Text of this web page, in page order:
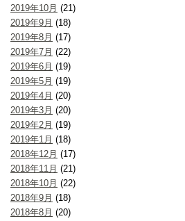
2019年10月 (21)
2019年9月 (18)
2019年8月 (17)
2019年7月 (22)
2019年6月 (19)
2019年5月 (19)
2019年4月 (20)
2019年3月 (20)
2019年2月 (19)
2019年1月 (18)
2018年12月 (17)
2018年11月 (21)
2018年10月 (22)
2018年9月 (18)
2018年8月 (20)